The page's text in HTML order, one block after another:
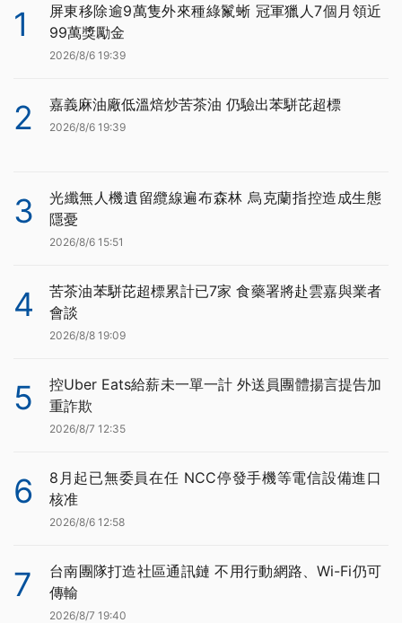
1
屏東移除逾9萬隻外來種綠鬣蜥 冠軍獵人7個月領近
99萬獎勵金
2026/8/6 19:39
2 嘉義麻油廠低溫焙炒苦茶油 仍驗出苯駢芘超標
2026/8/6 19:39
3
光纖無人機遺留纜線遍布森林 烏克蘭指控造成生態
隱憂
2026/8/6 15:51
4
苦茶油苯駢芘超標累計已7家 食藥署將赴雲嘉與業者
會談
2026/8/8 19:09
5
控Uber Eats給薪未一單一計 外送員團體揚言提告加
重詐欺
2026/8/7 12:35
6
8月起已無委員在任 NCC停發手機等電信設備進口
核准
2026/8/6 12:58
7
台南團隊打造社區通訊鏈 不用行動網路、Wi-Fi仍可
傳輸
2026/8/7 19:40